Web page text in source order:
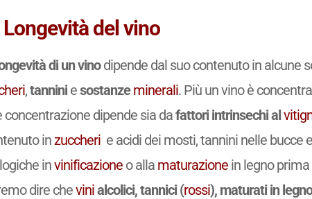
Longevità del vino
di un vinodipende dal suo contenuto in alcune
,tanniniesostanzeminerali. Più un vino è
concentrazione dipende sia dafattori intrinsechi al
in zuccherie acidi dei mosti, tannini nelle bucce
invinificazioneo alla maturazionein legno prima
dire chevinialcolici, tannici (rossi), maturati in